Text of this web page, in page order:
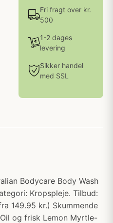
Fri fragt over kr.
500
1-2 dages
levering
Sikker handel
med SSL
Bodycare Body Wash
Kropspleje. Tilbud:
149.95 kr.) Skummende
og frisk Lemon Myrtle-